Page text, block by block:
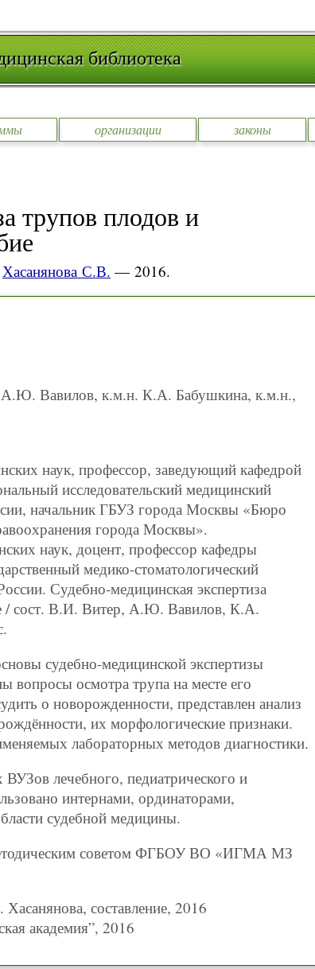
библиотека
организации законы
трупов плодов и
Хасанянова С.В. — 2016.
Вавилов, к.м.н. К.А. Бабушкина, к.м.н.,
наук, профессор, заведующий кафедрой
исследовательский медицинский
начальник ГБУЗ города Москвы «Бюро
города Москвы».
наук, доцент, профессор кафедры
медико-стоматологический
Судебно-медицинская экспертиза
/ сост. В.И. Витер, А.Ю. Вавилов, К.А.
судебно-медицинской экспертизы
вопросы осмотра трупа на месте его
о новорожденности, представлен анализ
их морфологические признаки.
лабораторных методов диагностики.
лечебного, педиатрического и
интернами, ординаторами,
судебной медицины.
советом ФГБОУ ВО «ИГМА МЗ
составление, 2016
академия”, 2016